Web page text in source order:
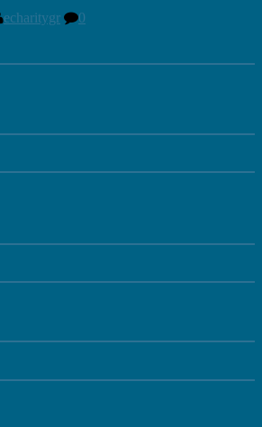
echaritygr 0